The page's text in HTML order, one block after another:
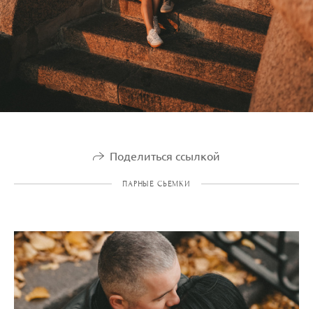
Поделиться ссылкой
ПАРНЫЕ СЬЕМКИ